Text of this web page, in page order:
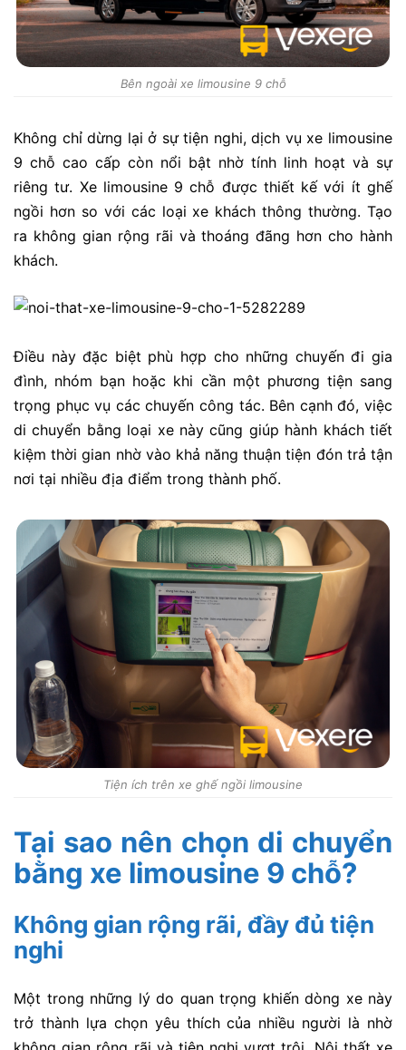
Bên ngoài xe limousine 9 chỗ
Không chỉ dừng lại ở sự tiện nghi, dịch vụ xe limousine
9 chỗ cao cấp còn nổi bật nhờ tính linh hoạt và sự
riêng tư. Xe limousine 9 chỗ được thiết kế với ít ghế
ngồi hơn so với các loại xe khách thông thường. Tạo
ra không gian rộng rãi và thoáng đãng hơn cho hành
khách.
Điều này đặc biệt phù hợp cho những chuyến đi gia
đình, nhóm bạn hoặc khi cần một phương tiện sang
trọng phục vụ các chuyến công tác. Bên cạnh đó, việc
di chuyển bằng loại xe này cũng giúp hành khách tiết
kiệm thời gian nhờ vào khả năng thuận tiện đón trả tận
nơi tại nhiều địa điểm trong thành phố.
Tiện ích trên xe ghế ngồi limousine
Tại sao nên chọn di chuyển
bằng xe limousine 9 chỗ?
Không gian rộng rãi, đầy đủ tiện
nghi
Một trong những lý do quan trọng khiến dòng xe này
trở thành lựa chọn yêu thích của nhiều người là nhờ